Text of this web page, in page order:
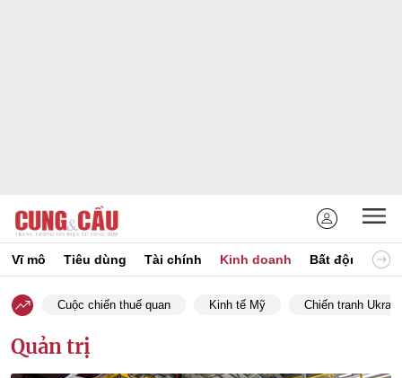
Vĩ mô Tiêu dùng Tài chính Kinh doanh Bất động sản
Cuộc chiến thuế quan Kinh tế Mỹ Chiến tranh
Quản trị